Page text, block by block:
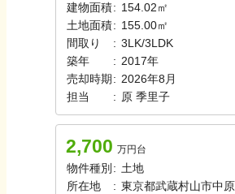
建物面積: 154.02㎡
土地面積: 155.00㎡
間取り
: 3LK/3LDK
築年
: 2017年
売却時期 : 2026年8月
担当
: 原 季里子
2,700 万円台
物件種別 : 土地
所在地
: 東京都武蔵村山市中原